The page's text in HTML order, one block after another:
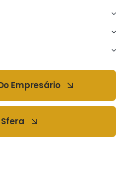
Empresário
Sfera